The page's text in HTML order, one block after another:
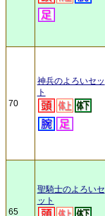
70
神兵のよろいセッ
ト
65
聖騎士のよろいセ
ット